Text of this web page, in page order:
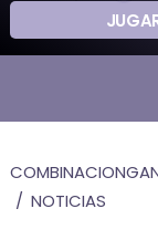
NOTICIAS